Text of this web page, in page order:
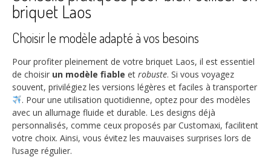
briquet Laos
Choisir le modèle adapté à vos besoins
Pour profiter pleinement de votre briquet Laos, il est essentiel
de choisir un modèle fiable et robuste. Si vous voyagez
souvent, privilégiez les versions légères et faciles à transporter
. Pour une utilisation quotidienne, optez pour des modèles
avec un allumage fluide et durable. Les designs déjà
personnalisés, comme ceux proposés par Customaxi, facilitent
votre choix. Ainsi, vous évitez les mauvaises surprises lors de
l’usage régulier.